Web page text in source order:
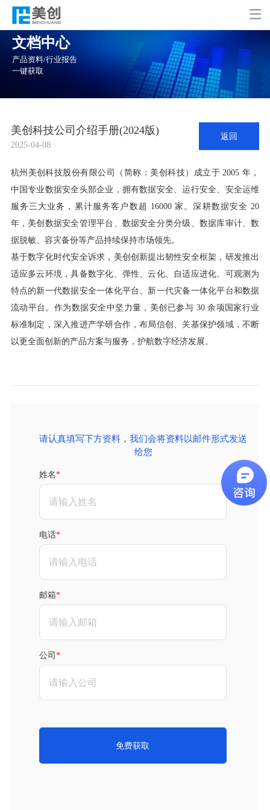

文档中心
产品资料/行业报告
一键获取
美创科技公司介绍手册(2024版)
2025-04-08
返回
杭州美创科技股份有限公司（简称：美创科技）成立于 2005 年，
中国专业数据安全头部企业，拥有数据安全、运行安全、安全运维
服务三大业务，累计服务客户数超 16000 家。深耕数据安全 20
年，美创数据安全管理平台、数据安全分类分级、数据库审计、数
据脱敏、容灾备份等产品持续保持市场领先。
基于数字化时代安全诉求，美创创新提出韧性安全框架，研发推出
适应多云环境，具备数字化、弹性、云化、自适应进化、可观测为
特点的新一代数据安全一体化平台、新一代灾备一体化平台和数据
流动平台。作为数据安全中坚力量，美创已参与 30 余项国家行业
标准制定，深入推进产学研合作，布局信创、关基保护领域，不断
以更全面创新的产品方案与服务，护航数字经济发展。
请认真填写下方资料，我们会将资料以邮件形式发送
给您
姓名
电话
邮箱
公司
免费获取